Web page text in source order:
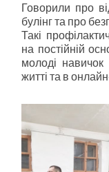
Говорили про
булінг та про
Такі
на постійній
молоді навичок
житті та в